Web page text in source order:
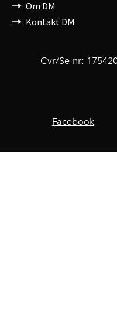
Om DM
Kontakt DM
Cvr/Se-nr:
Facebook